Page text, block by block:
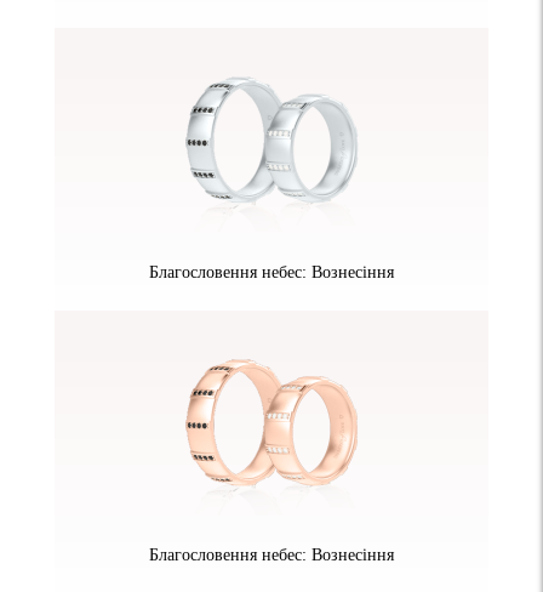
Благословення небес: Вознесіння
Благословення небес: Вознесіння